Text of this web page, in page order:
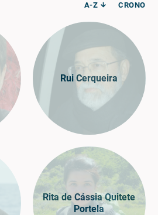
A-Z CRONO
Rui Cerqueira
Rita de Cássia Quitete
Portela